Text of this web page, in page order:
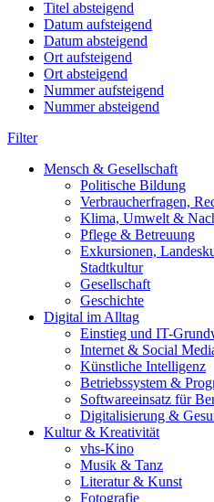
Titel absteigend
Datum aufsteigend
Datum absteigend
Ort aufsteigend
Ort absteigend
Nummer aufsteigend
Nummer absteigend
Filter
Mensch & Gesellschaft
Politische Bildung
Verbraucherfragen,
Klima, Umwelt &
Pflege & Betreuung
Exkursionen,
Stadtkultur
Gesellschaft
Geschichte
Digital im Alltag
Einstieg und IT-
Internet & Social
Künstliche Intelligenz
Betriebssystem &
Softwareeinsatz für
Digitalisierung &
Kultur & Kreativität
vhs-Kino
Musik & Tanz
Literatur & Kunst
Fotografie